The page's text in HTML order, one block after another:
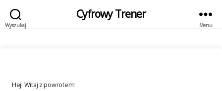
Wyszukaj
Cyfrowy Trener
Menu
Hej! Witaj z powrotem!